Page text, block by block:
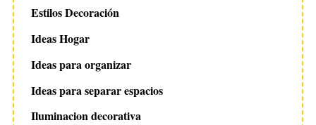
Estilos Decoración
Ideas Hogar
Ideas para organizar
Ideas para separar espacios
Iluminacion decorativa